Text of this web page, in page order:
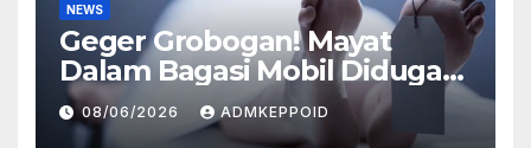
NEWS
Geger Grobogan! Mayat
Dalam Bagasi Mobil Diduga
Terkait Hilangnya Bos Konter
HP
08/06/2026 ADMKEPPOID